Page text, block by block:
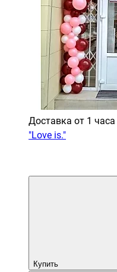
Доставка от 1 часа
"Love is."
Купить